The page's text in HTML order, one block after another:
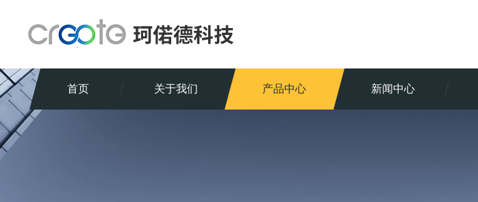
首页 关于我们 产品中心 新闻中心